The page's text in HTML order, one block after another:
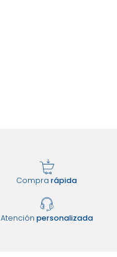
Comprarápida
Atención personalizada